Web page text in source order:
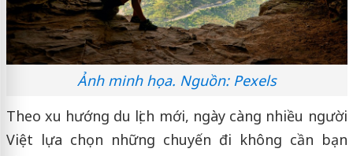
Ảnh minh họa. Nguồn: Pexels
Theo xu hướng du lịch mới, ngày càng nhiều người
Việt lựa chọn những chuyến đi không cần bạn